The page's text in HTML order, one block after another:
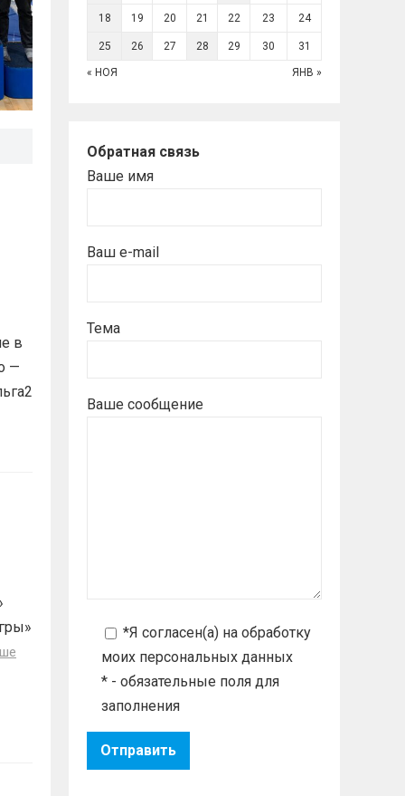
в
—
18 19 20 21 22 23 24
25 26 27 28 29 30 31
« НОЯ ЯНВ »
Обратная связь
Ваше имя
Ваш e-mail
Тема
Ваше сообщение
*Я согласен(а) на обработку
моих персональных данных
* - обязательные поля для
заполнения